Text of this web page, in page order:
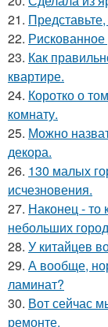
21.
22.
23. Как
квартире.
24. Коротко о
комнату.
25. Можно
декора.
26. 130 малых
исчезновения.
27. Наконец - то
небольших
28. У китайцев
29. А вообще,
ламинат?
30. Вот сейчас
ремонте.